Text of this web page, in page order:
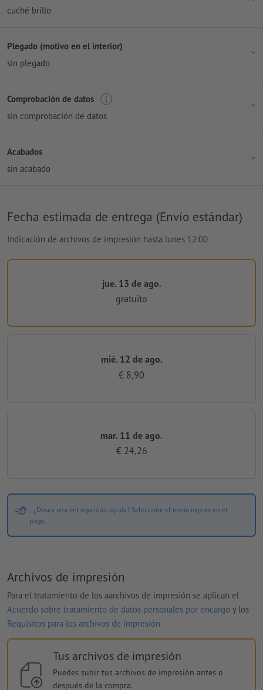
cuché brillo
Plegado (motivo en el interior)
sin plegado
Comprobación de datos
sin comprobación de datos
Acabados
sin acabado
Fecha estimada de entrega (Envío estándar)
Indicación de archivos de impresión hasta lunes 12:00
jue. 13 de ago.
gratuito
mié. 12 de ago.
€ 8,90
mar. 11 de ago.
€ 24,26
¿Desea una entrega más rápida? Seleccione el envío exprés en el
pago.
Archivos de impresión
Para el tratamiento de los aarchivos de impresión se aplican el
Acuerdo sobre tratamiento de datos personales por encargo y los
Requisitos para los archivos de impresión
Tus archivos de impresión
Puedes subir tus archivos de impresión antes o
después de la compra.